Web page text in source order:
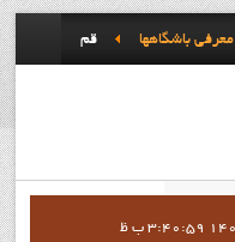
معرفي باشگاهها قم